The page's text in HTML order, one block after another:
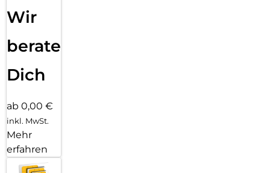
Wir
beraten
Dich
ab 0,00 €
inkl. MwSt.
Mehr
erfahren